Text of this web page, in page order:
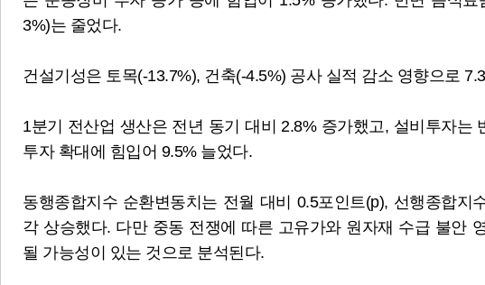
3%)는 줄었다.
건설기성은 토목(-13.7%), 건축(-4.5%) 공사 실적 감소 영향으로
1분기 전산업 생산은 전년 동기 대비 2.8% 증가했고, 설비투자는
투자 확대에 힘입어 9.5% 늘었다.
동행종합지수 순환변동치는 전월 대비 0.5포인트(p), 선행종합지
각 상승했다. 다만 중동 전쟁에 따른 고유가와 원자재 수급 불안
될 가능성이 있는 것으로 분석된다.